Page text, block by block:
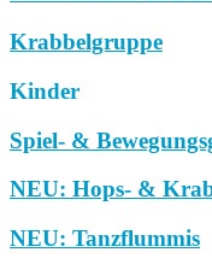
Krabbelgruppe
Kinder
Spiel- &
NEU: Hops- &
NEU: Tanzflummis